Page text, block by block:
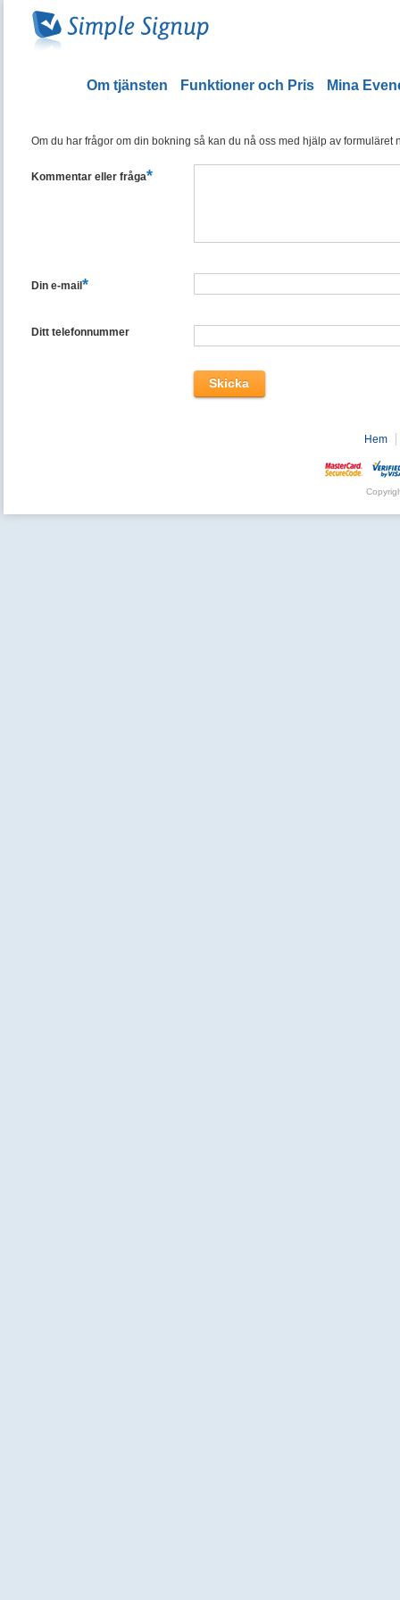
Om tjänsten Funktioner och Pris Mina
Om du har frågor om din bokning så kan du nå oss med hjälp av formuläret
Kommentar eller fråga*
Din e-mail*
Ditt telefonnummer
Hem